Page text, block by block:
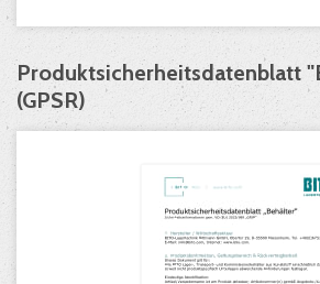
Produktsicherheitsdatenblatt
(GPSR)